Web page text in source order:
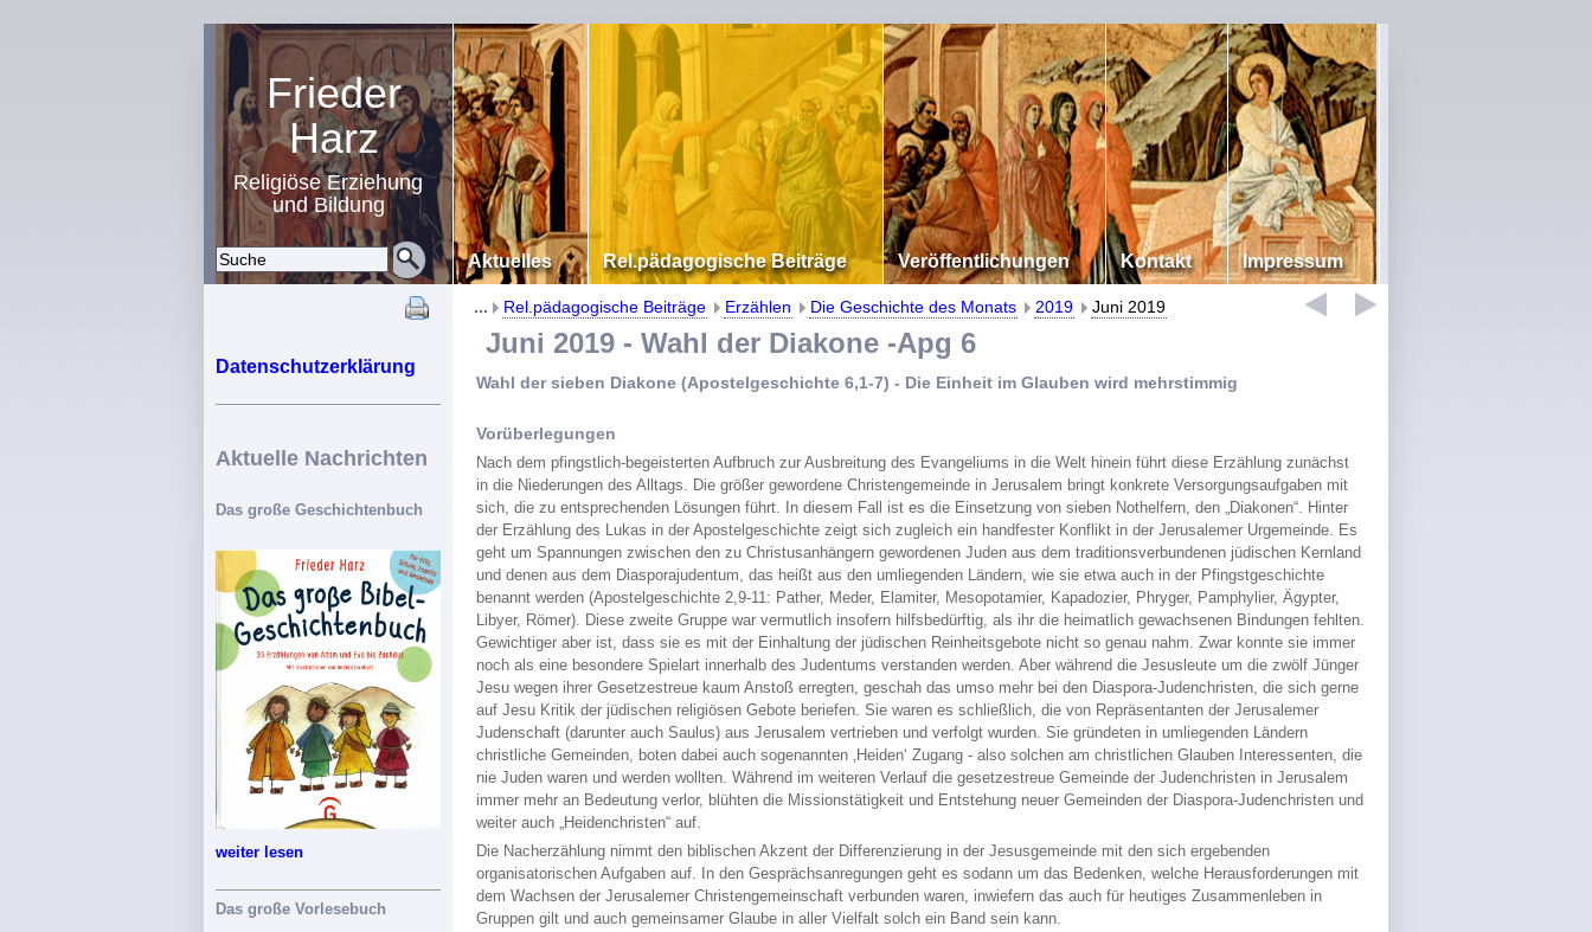
Frieder
Harz
Religiöse Erziehung
und Bildung
Aktuelles Rel.pädagogische Beiträge Veröffentlichungen Kontakt Impressum
Datenschutzerklärung
Aktuelle Nachrichten
Das große Geschichtenbuch
weiter lesen
Das große Vorlesebuch
... Rel.pädagogische Beiträge Erzählen Die Geschichte des Monats 2019 Juni 2019
Juni 2019 - Wahl der Diakone -Apg 6
Wahl der sieben Diakone (Apostelgeschichte 6,1-7) - Die Einheit im Glauben wird mehrstimmig
Vorüberlegungen
Nach dem pfingstlich-begeisterten Aufbruch zur Ausbreitung des Evangeliums in die Welt hinein führt diese Erzählung zunächst
in die Niederungen des Alltags. Die größer gewordene Christengemeinde in Jerusalem bringt konkrete Versorgungsaufgaben mit
sich, die zu entsprechenden Lösungen führt. In diesem Fall ist es die Einsetzung von sieben Nothelfern, den „Diakonen“. Hinter
der Erzählung des Lukas in der Apostelgeschichte zeigt sich zugleich ein handfester Konflikt in der Jerusalemer Urgemeinde. Es
geht um Spannungen zwischen den zu Christusanhängern gewordenen Juden aus dem traditionsverbundenen jüdischen Kernland
und denen aus dem Diasporajudentum, das heißt aus den umliegenden Ländern, wie sie etwa auch in der Pfingstgeschichte
benannt werden (Apostelgeschichte 2,9-11: Pather, Meder, Elamiter, Mesopotamier, Kapadozier, Phryger, Pamphylier, Ägypter,
Libyer, Römer). Diese zweite Gruppe war vermutlich insofern hilfsbedürftig, als ihr die heimatlich gewachsenen Bindungen fehlten.
Gewichtiger aber ist, dass sie es mit der Einhaltung der jüdischen Reinheitsgebote nicht so genau nahm. Zwar konnte sie immer
noch als eine besondere Spielart innerhalb des Judentums verstanden werden. Aber während die Jesusleute um die zwölf Jünger
Jesu wegen ihrer Gesetzestreue kaum Anstoß erregten, geschah das umso mehr bei den Diaspora-Judenchristen, die sich gerne
auf Jesu Kritik der jüdischen religiösen Gebote beriefen. Sie waren es schließlich, die von Repräsentanten der Jerusalemer
Judenschaft (darunter auch Saulus) aus Jerusalem vertrieben und verfolgt wurden. Sie gründeten in umliegenden Ländern
christliche Gemeinden, boten dabei auch sogenannten ‚Heiden‘ Zugang - also solchen am christlichen Glauben Interessenten, die
nie Juden waren und werden wollten. Während im weiteren Verlauf die gesetzestreue Gemeinde der Judenchristen in Jerusalem
immer mehr an Bedeutung verlor, blühten die Missionstätigkeit und Entstehung neuer Gemeinden der Diaspora-Judenchristen und
weiter auch „Heidenchristen“ auf.
Die Nacherzählung nimmt den biblischen Akzent der Differenzierung in der Jesusgemeinde mit den sich ergebenden
organisatorischen Aufgaben auf. In den Gesprächsanregungen geht es sodann um das Bedenken, welche Herausforderungen mit
dem Wachsen der Jerusalemer Christengemeinschaft verbunden waren, inwiefern das auch für heutiges Zusammenleben in
Gruppen gilt und auch gemeinsamer Glaube in aller Vielfalt solch ein Band sein kann.